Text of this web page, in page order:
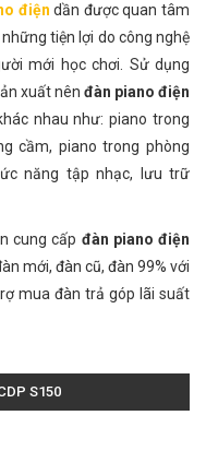
điện dần được quan tâm
tiện lợi do công nghệ
mới học chơi. Sử dụng
xuất nên đàn piano điện
nhau như: piano trong
cầm, piano trong phòng
năng tập nhạc, lưu trữ
cung cấp đàn piano điện
mới, đàn cũ, đàn 99% với
mua đàn trả góp lãi suất
S150